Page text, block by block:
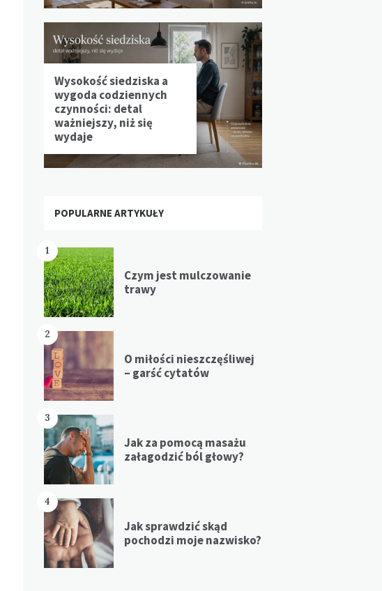
Wysokość siedziska a
wygoda codziennych
czynności: detal
ważniejszy, niż się
wydaje
POPULARNE ARTYKUŁY
1
Czym jest mulczowanie
trawy
2
O miłości nieszczęśliwej
– garść cytatów
3
Jak za pomocą masażu
załagodzić ból głowy?
4
Jak sprawdzić skąd
pochodzi moje nazwisko?